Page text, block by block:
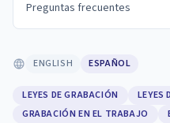
Preguntas frecuentes
ENGLISH ESPAÑOL
LEYES DE GRABACIÓN
LEYES
GRABACIÓN EN EL TRABAJO